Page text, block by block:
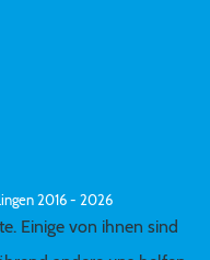
2016 - 2026
Einige von ihnen sind